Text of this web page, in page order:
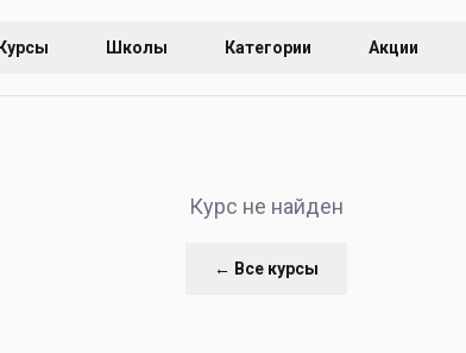
Курсы Школы Категории Акции
Курс не найден
← Все курсы